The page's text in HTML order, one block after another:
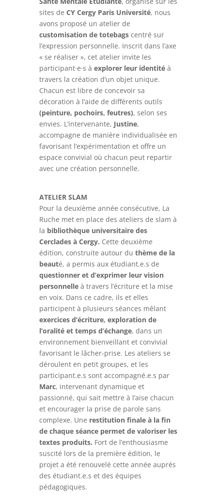
sites de CY Cergy Paris Université, nous
avons proposé un atelier de
customisation de totebagscentré sur
l’expression personnelle. Inscrit dans l’axe
« se réaliser », cet atelier invite les
participant·e·s à explorer leur identitéà
travers la création d’un objet unique.
Chacun est libre de concevoir sa
décoration à l’aide de différents outils
(peinture, pochoirs, feutres), selon ses
envies. L’intervenante, Justine,
accompagne de manière individualisée en
favorisant l’expérimentation et offre un
espace convivial où chacun peut repartir
avec une création personnelle.
ATELIER SLAM
Pour la deuxième année consécutive, La
Ruche met en place des ateliers de slam à
la bibliothèque universitaire des
Cerclades à Cergy. Cette deuxième
édition, construite autour du thème de la
beauté, a permis aux étudiant.e.s de
questionner et d’exprimer leur vision
personnelleà travers l’écriture et la mise
en voix. Dans ce cadre, ils et elles
participent à plusieurs séances mêlant
exercices d’écriture, exploration de
l’oralité et temps d’échange, dans un
environnement bienveillant et convivial
favorisant le lâcher-prise. Les ateliers se
déroulent en petit groupes, et les
participant.e.s sont accompagné.e.s par
Marc, intervenant dynamique et
passionné, qui sait mettre à l’aise chacun
et encourager la prise de parole sans
complexe. Une restitution finale à la fin
de chaque séance permet de valoriser les
textes produits. Fort de l’enthousiasme
suscité lors de la première édition, le
projet a été renouvelé cette année auprès
des étudiant.e.s et des équipes
pédagogiques.